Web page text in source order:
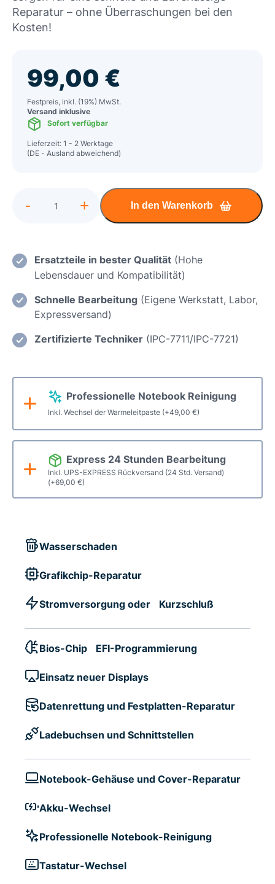
Reparatur – ohne Überraschungen bei den
Kosten!
99,00 €
Festpreis, inkl. (19%) MwSt.
Versand inklusive
Sofort verfügbar
Lieferzeit: 1 - 2 Werktage
(DE - Ausland abweichend)
Professionelle Notebook Reinigung
Inkl. Wechsel der Warmeleitpaste (+49,00 €)
Express 24 Stunden Bearbeitung
Inkl. UPS-EXPRESS Rückversand (24 Std. Versand)
(+69,00 €)
Lenovo
15ARH6H
Einsatz
neuen
Ladebuchse
Menge
- + In den Warenkorb
Ersatzteile in bester Qualität (Hohe
Lebensdauer und Kompatibilität)
Schnelle Bearbeitung (Eigene Werkstatt, Labor,
Expressversand)
Zertifizierte Techniker (IPC-7711/IPC-7721)
Wasserschaden
Grafikchip-Reparatur
Stromversorgung oder Kurzschluß
Bios-Chip EFI-Programmierung
Einsatz neuer Displays
Datenrettung und Festplatten-Reparatur
Ladebuchsen und Schnittstellen
Notebook-Gehäuse und Cover-Reparatur
Akku-Wechsel
Professionelle Notebook-Reinigung
Tastatur-Wechsel